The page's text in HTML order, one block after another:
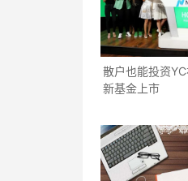
散户也能投资
新基金上市